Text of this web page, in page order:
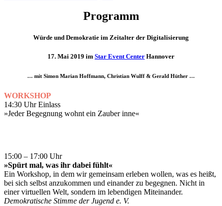
Programm
Würde und Demokratie im Zeitalter der Digitalisierung
17. Mai 2019 im Star Event Center Hannover
… mit Simon Marian Hoffmann, Christian Wulff & Gerald Hüther …
WORKSHOP
14:30 Uhr Einlass
»Jeder Begegnung wohnt ein Zauber inne«
15:00 – 17:00 Uhr
»Spürt mal, was ihr dabei fühlt«
Ein Workshop, in dem wir gemeinsam erleben wollen, was es heißt,
bei sich selbst anzukommen und einander zu begegnen. Nicht in
einer virtuellen Welt, sondern im lebendigen Miteinander.
Demokratische Stimme der Jugend e. V.